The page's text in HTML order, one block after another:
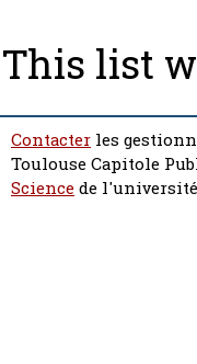
This list
Contacter les
Toulouse Capitole
Sciencede